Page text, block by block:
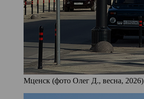
Мценск (фото Олег Д., весна, 2026)